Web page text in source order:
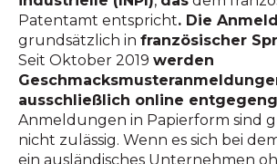
Patentamt entspricht. Die
grundsätzlich in französischer
Seit Oktober 2019 werden
ausschließlich online
Anmeldungen in Papierform sind
nicht zulässig. Wenn es sich bei
ein ausländisches Unternehmen